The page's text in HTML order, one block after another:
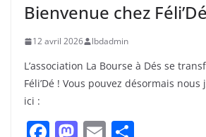
Bienvenue chez
12 avril 2026 lbdadmin
L’association La Bourse à Dés se
Féli’Dé ! Vous pouvez désormais
ici :